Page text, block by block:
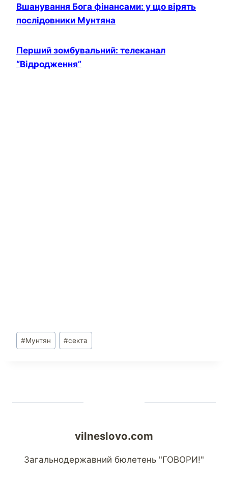
Вшанування Бога фінансами: у що вірять
послідовники Мунтяна
Перший зомбувальний: телеканал
“Відродження”
#Мунтян #секта
vilneslovo.com
Загальнодержавний бюлетень "ГОВОРИ!"